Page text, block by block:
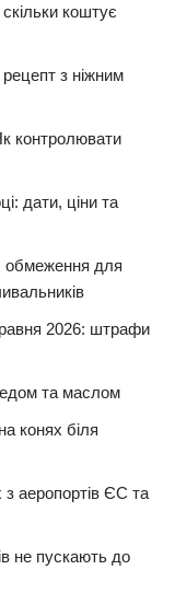
коштує
з ніжним
контролювати
дати, ціни та
обмеження для
2026: штрафи
та маслом
конях біля
аеропортів ЄС та
не пускають до